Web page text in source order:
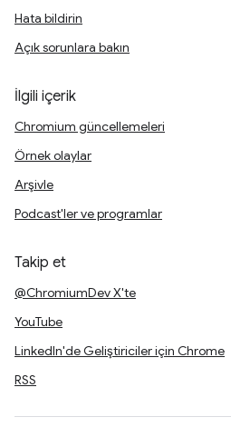
Hata bildirin
Açık sorunlara bakın
İlgili içerik
Chromium güncellemeleri
Örnek olaylar
Arşivle
Podcast'ler ve programlar
Takip et
@ChromiumDev X'te
YouTube
LinkedIn'de Geliştiriciler için Chrome
RSS